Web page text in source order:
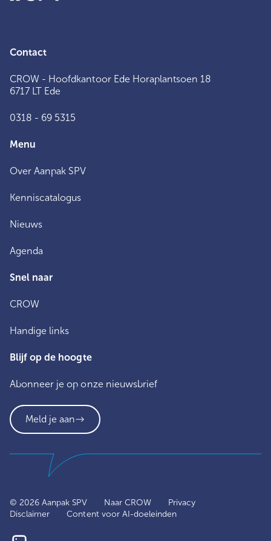
Contact
CROW - Hoofdkantoor Ede Horaplantsoen 18
6717 LT Ede
0318 - 69 5315
Menu
Over Aanpak SPV
Kenniscatalogus
Nieuws
Agenda
Snel naar
CROW
Handige links
Blijf op de hoogte
Abonneer je op onze nieuwsbrief
Meld je aan
© 2026 Aanpak SPV Naar CROW
Privacy
Disclaimer
Content voor AI-doeleinden